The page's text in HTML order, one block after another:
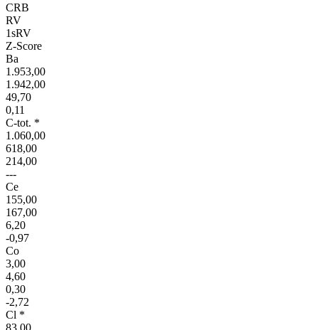
CRB
RV
1sRV
Z-Score
Ba
1.953,00
1.942,00
49,70
0,11
C-tot. *
1.060,00
618,00
214,00
---
Ce
155,00
167,00
6,20
-0,97
Co
3,00
4,60
0,30
-2,72
Cl *
83,00